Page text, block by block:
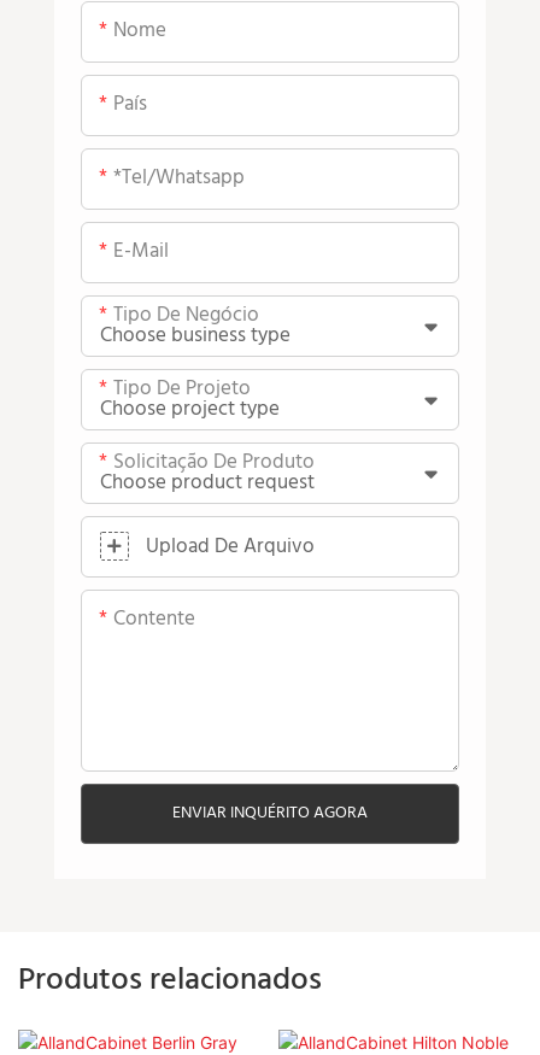
Nome
País
*tel/whatsapp
E-Mail
Tipo De Negócio
Tipo De Projeto
Solicitação De Produto
Upload De Arquivo
Contente
ENVIAR INQUÉRITO AGORA
Produtos relacionados